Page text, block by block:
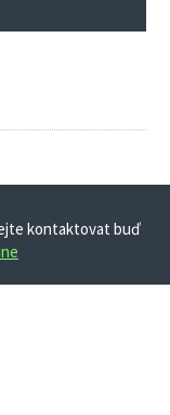
kontaktovat buď